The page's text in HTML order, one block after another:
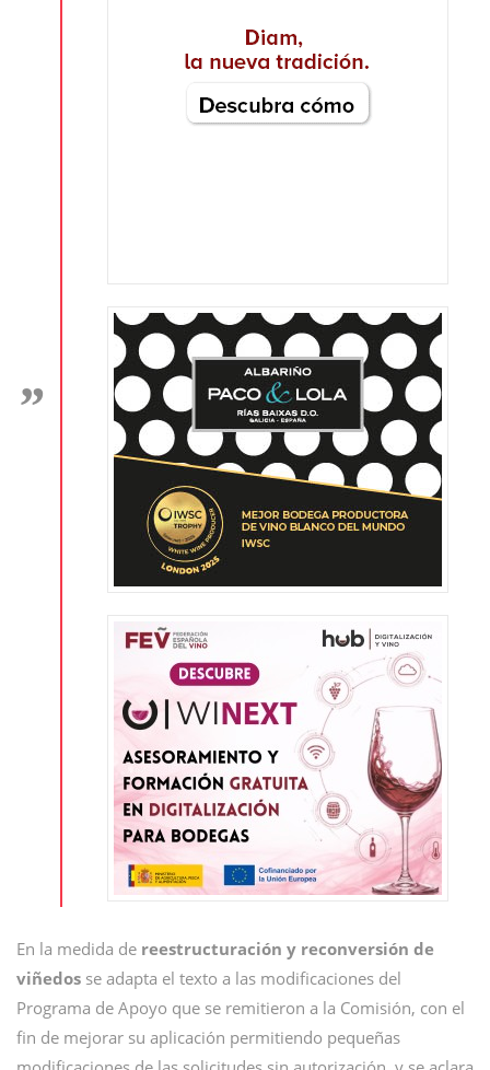
En la medida de reestructuración y reconversión de
viñedos se adapta el texto a las modificaciones del
Programa de Apoyo que se remitieron a la Comisión, con el
fin de mejorar su aplicación permitiendo pequeñas